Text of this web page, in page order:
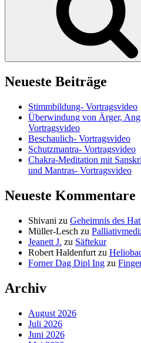
Neueste Beiträge
Stimmbildung- Vortragsvideo
Überwindung von Ärger,
Vortragsvideo
Beschaulich- Vortragsvideo
Schutzmantra- Vortragsvideo
Chakra-Meditation mit
und Mantras- Vortragsvideo
Neueste Kommentare
Shivani zu Geheimnis des
Müller-Lesch zu
Jeanett J. zu Säftekur
Robert Haldenfurt zu
Forner Dag Dipl Ing zu
Archiv
August 2026
Juli 2026
Juni 2026